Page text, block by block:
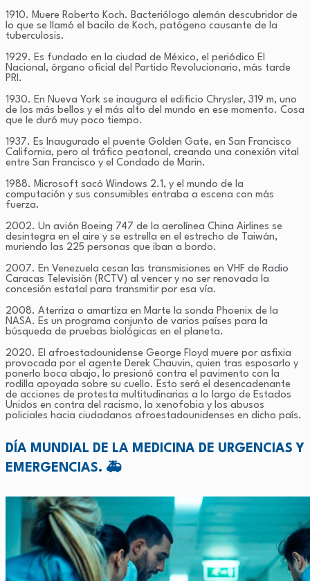
1910. Muere Roberto Koch. Bacteriólogo alemán descubridor de
lo que se llamó el bacilo de Koch, patógeno causante de la
tuberculosis.
1929. Es fundado en la ciudad de México, el periódico El
Nacional, órgano oficial del Partido Revolucionario, más tarde
PRI.
1930. En Nueva York se inaugura el edificio Chrysler, 319 m, uno
de los más bellos y el más alto del mundo en ese momento. Cosa
que le duró muy poco tiempo.
1937. Es Inaugurado el puente Golden Gate, en San Francisco
California, pero al tráfico peatonal, creando una conexión vital
entre San Francisco y el Condado de Marin.
1988. Microsoft sacó Windows 2.1, y el mundo de la
computación y sus consumibles entraba a escena con más
fuerza.
2002. Un avión Boeing 747 de la aerolínea China Airlines se
desintegra en el aire y se estrella en el estrecho de Taiwán,
muriendo las 225 personas que iban a bordo.
2007. En Venezuela cesan las transmisiones en VHF de Radio
Caracas Televisión (RCTV) al vencer y no ser renovada la
concesión estatal para transmitir por esa vía.
2008. Aterriza o amartiza en Marte la sonda Phoenix de la
NASA. Es un programa conjunto de varios países para la
búsqueda de pruebas biológicas en el planeta.
2020. El afroestadounidense George Floyd muere por asfixia
provocada por el agente Derek Chauvin, quien tras esposarlo y
ponerlo boca abajo, lo presionó contra el pavimento con la
rodilla apoyada sobre su cuello. Esto será el desencadenante
de acciones de protesta multitudinarias a lo largo de Estados
Unidos en contra del racismo, la xenofobia y los abusos
policiales hacia ciudadanos afroestadounidenses en dicho país.
DÍA MUNDIAL DE LA MEDICINA DE URGENCIAS Y
EMERGENCIAS. 🚑